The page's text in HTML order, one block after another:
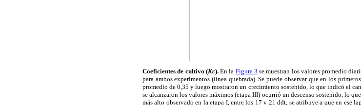
Coeficientes de cultivo (Kc). En la Figura 3 se muestran los valores promedio
para ambos experimentos (línea quebrada). Se puede observar que en los
promedio de 0,35 y luego mostraron un crecimiento sostenido, lo que indicó el
se alcanzaron los valores máximos (etapa III) ocurrió un descenso sostenido, lo
más alto observado en la etapa I, entre los 17 y 21 ddt, se atribuye a que en ese